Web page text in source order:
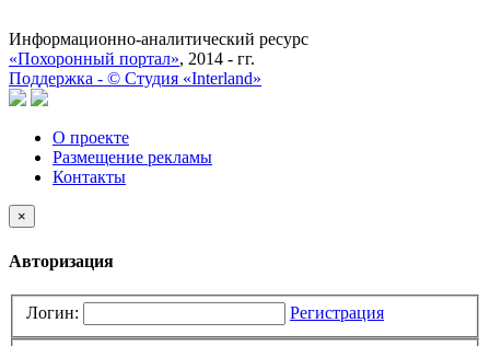
Информационно-аналитический ресурс
«Похоронный портал», 2014 - гг.
Поддержка - © Cтудия «Interland»
О проекте
Размещение рекламы
Контакты
×
Авторизация
Логин: Регистрация